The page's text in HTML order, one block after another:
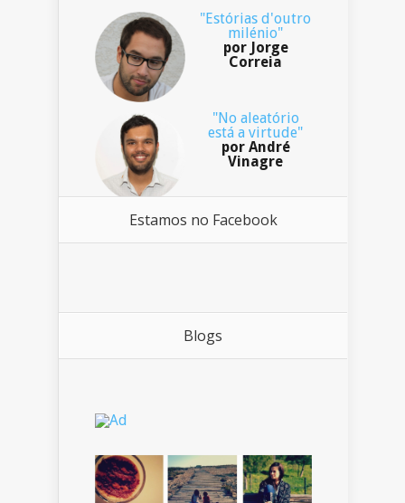
"Estórias d'outro
milénio"
por Jorge
Correia
"No aleatório
está a virtude"
por André
Vinagre
Estamos no Facebook
Blogs